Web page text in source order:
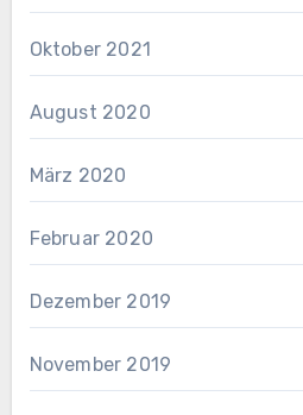
Oktober 2021
August 2020
März 2020
Februar 2020
Dezember 2019
November 2019